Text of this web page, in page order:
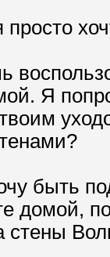
Я
быть
домой,
стены